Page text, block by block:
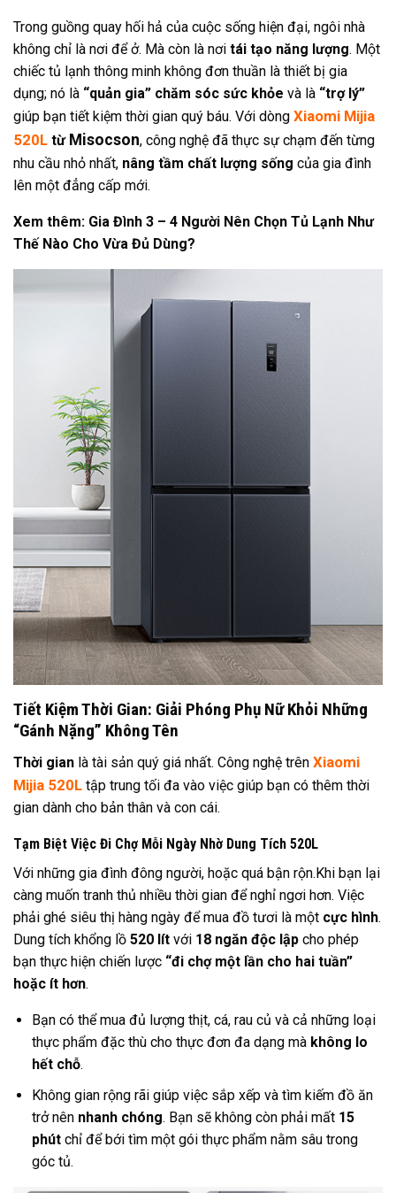
Trong guồng quay hối hả của cuộc sống hiện đại, ngôi nhà
không chỉ là nơi để ở. Mà còn là nơi tái tạo năng lượng. Một
chiếc tủ lạnh thông minh không đơn thuần là thiết bị gia
dụng; nó là “quản gia” chăm sóc sức khỏe và là “trợ lý”
giúp bạn tiết kiệm thời gian quý báu. Với dòng Xiaomi Mijia
520L từ Misocson, công nghệ đã thực sự chạm đến từng
nhu cầu nhỏ nhất, nâng tầm chất lượng sống của gia đình
lên một đẳng cấp mới.
Xem thêm: Gia Đình 3 – 4 Người Nên Chọn Tủ Lạnh Như
Thế Nào Cho Vừa Đủ Dùng?
Tiết Kiệm Thời Gian: Giải Phóng Phụ Nữ Khỏi Những
“Gánh Nặng” Không Tên
Thời gian là tài sản quý giá nhất. Công nghệ trên Xiaomi
Mijia 520L tập trung tối đa vào việc giúp bạn có thêm thời
gian dành cho bản thân và con cái.
Tạm Biệt Việc Đi Chợ Mỗi Ngày Nhờ Dung Tích 520L
Với những gia đình đông người, hoặc quá bận rộn.Khi bạn lại
càng muốn tranh thủ nhiều thời gian để nghỉ ngơi hơn. Việc
phải ghé siêu thị hàng ngày để mua đồ tươi là một cực hình.
Dung tích khổng lồ 520 lít với 18 ngăn độc lập cho phép
bạn thực hiện chiến lược “đi chợ một lần cho hai tuần”
hoặc ít hơn.
Bạn có thể mua đủ lượng thịt, cá, rau củ và cả những loại
thực phẩm đặc thù cho thực đơn đa dạng mà không lo
hết chỗ.
Không gian rộng rãi giúp việc sắp xếp và tìm kiếm đồ ăn
trở nên nhanh chóng. Bạn sẽ không còn phải mất 15
phútchỉ để bới tìm một gói thực phẩm nằm sâu trong
góc tủ.